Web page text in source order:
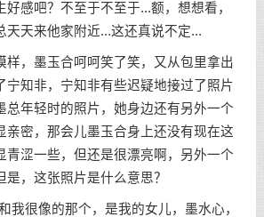
感吧？不至于不至于...额，想想看，
天天来他家附近...这还真说不定...
样，墨玉合呵呵笑了笑，又从包里拿出
宁知非，宁知非有些迟疑地接过了照片
总年轻时的照片，她身边还有另外一个
亲密，那会儿墨玉合身上还没有现在这
青涩一些，但还是很漂亮啊，另外一个
，这张照片是什么意思？
我很像的那个，是我的女儿，墨水心，